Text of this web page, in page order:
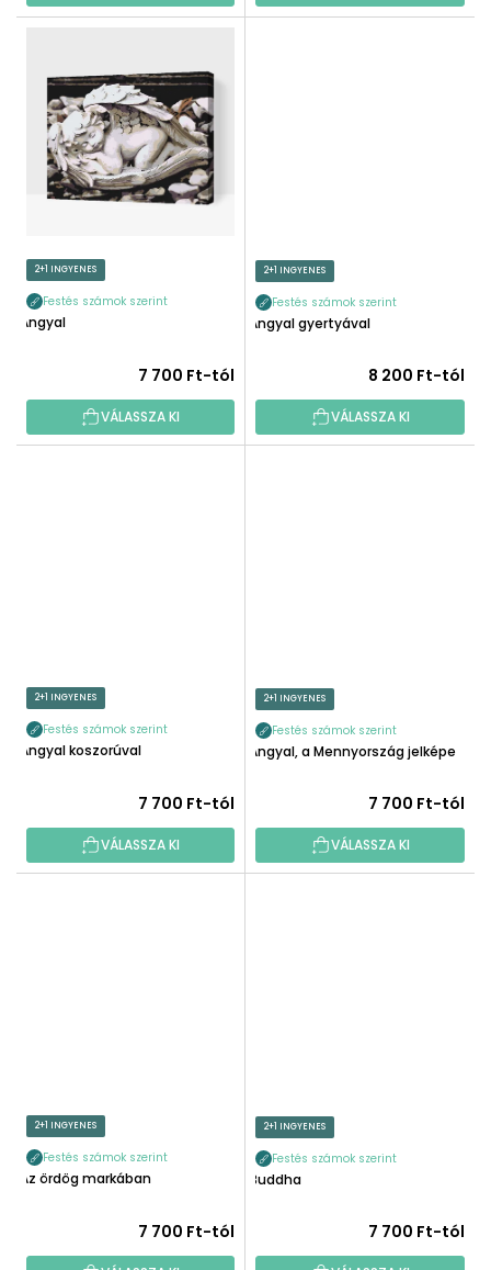
2+1 INGYENES
Festés számok szerint
Angyal
7 700 Ft-tól
VÁLASSZA KI
2+1 INGYENES
Festés számok szerint
Angyal gyertyával
8 200 Ft-tól
VÁLASSZA KI
2+1 INGYENES
Festés számok szerint
Angyal koszorúval
7 700 Ft-tól
VÁLASSZA KI
2+1 INGYENES
Festés számok szerint
Angyal, a Mennyország jelképe
7 700 Ft-tól
VÁLASSZA KI
2+1 INGYENES
Festés számok szerint
Az ördög markában
7 700 Ft-tól
2+1 INGYENES
Festés számok szerint
Buddha
7 700 Ft-tól